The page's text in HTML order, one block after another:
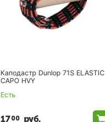
Каподастр Dunlop 71S ELASTIC
CAPO HVY
Есть
1700 руб.